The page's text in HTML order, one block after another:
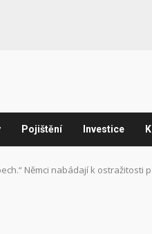
Pojištění Investice
Němci nabádají k ostražitosti